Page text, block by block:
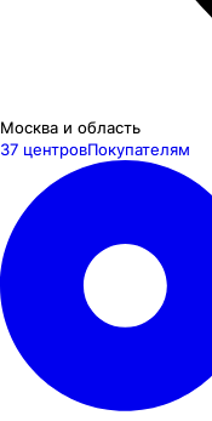
Москва и область
37 центровПокупателям